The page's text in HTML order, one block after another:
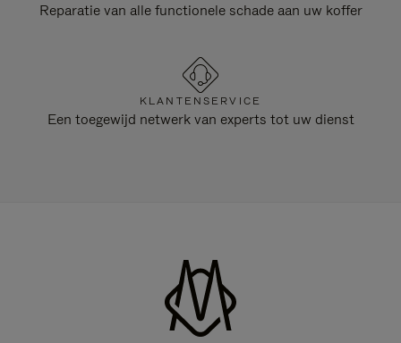
Reparatie van alle functionele schade aan uw koffer
KLANTENSERVICE
Een toegewijd netwerk van experts tot uw dienst